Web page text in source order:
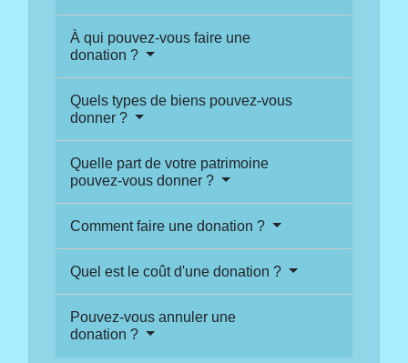
À qui pouvez-vous faire une
donation ?
Quels types de biens pouvez-vous
donner ?
Quelle part de votre patrimoine
pouvez-vous donner ?
Comment faire une donation ?
Quel est le coût d'une donation ?
Pouvez-vous annuler une
donation ?